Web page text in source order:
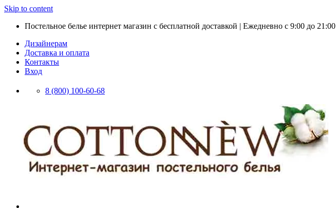
Skip to content
Постельное белье интернет магазин с бесплатной доставкой | Ежедневно с 9:00 до 21:00
Дизайнерам
Доставка и оплата
Контакты
Вход
8 (800) 100-60-68